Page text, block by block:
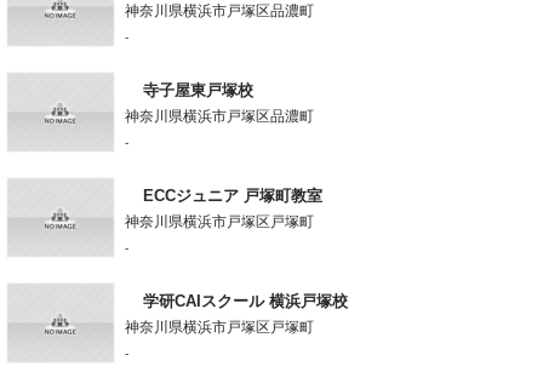
神奈川県横浜市戸塚区品濃町
-
寺子屋東戸塚校
神奈川県横浜市戸塚区品濃町
-
ECCジュニア 戸塚町教室
神奈川県横浜市戸塚区戸塚町
-
学研CAIスクール 横浜戸塚校
神奈川県横浜市戸塚区戸塚町
-